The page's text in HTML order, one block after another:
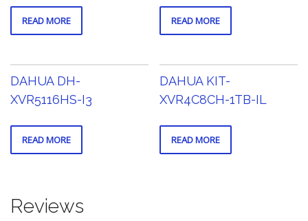
READ MORE READ MORE
DAHUA DH-
XVR5116HS-I3
READ MORE
DAHUA KIT-
XVR4C8CH-1TB-IL
READ MORE
Reviews